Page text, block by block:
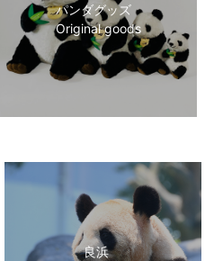
パンダグッズ
Original goods
良浜